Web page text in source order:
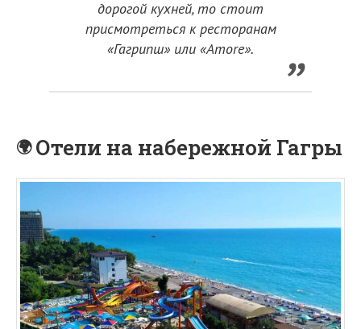
дорогой кухней, то стоит
присмотреться к ресторанам
«Гагрипш» или «Amore».
Отели на набережной Гагры